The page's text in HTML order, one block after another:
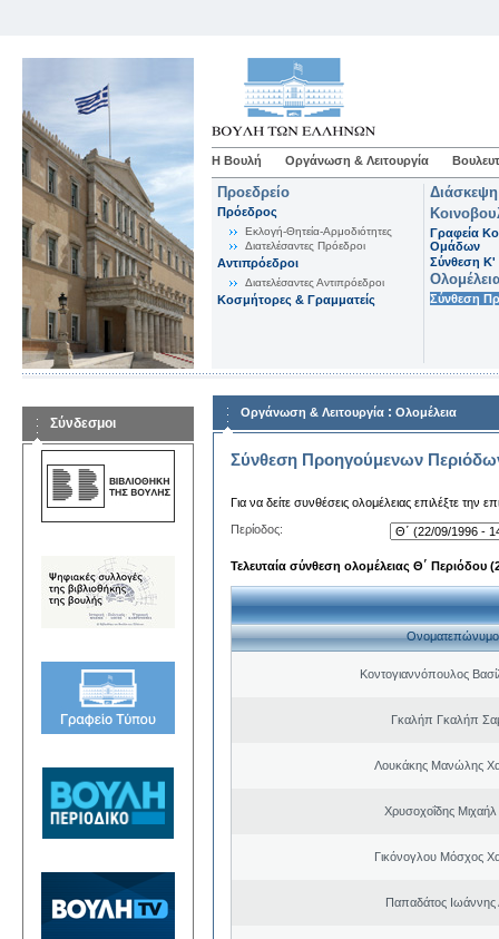
Η Βουλή Οργάνωση & Λειτουργία
Προεδρείο
Πρόεδρος
Εκλογή-Θητεία-Αρμοδιότητες
Διατελέσαντες Πρόεδροι
Αντιπρόεδροι
Διατελέσαντες Αντιπρόεδροι
Κοσμήτορες & Γραμματείς
Γραφεία
Ομάδων
Σύνθεση K'
Σύνθεση
Σύνδεσμοι
Οργάνωση & Λειτουργία : Ολομέλεια
Σύνθεση Προηγούμενων
Για να δείτε συνθέσεις ολομέλειας επιλέξτε την
Περίοδος:
Τελευταία σύνθεση ολομέλειας Θ΄ Περιόδου
Ονοματεπώνυμο
Κοντογιαννόπουλος
Γκαλήπ Γκαλήπ
Λουκάκης Μανώλης
Χρυσοχοΐδης Μιχαήλ
Γικόνογλου Μόσχος
Παπαδάτος Ιωάννης